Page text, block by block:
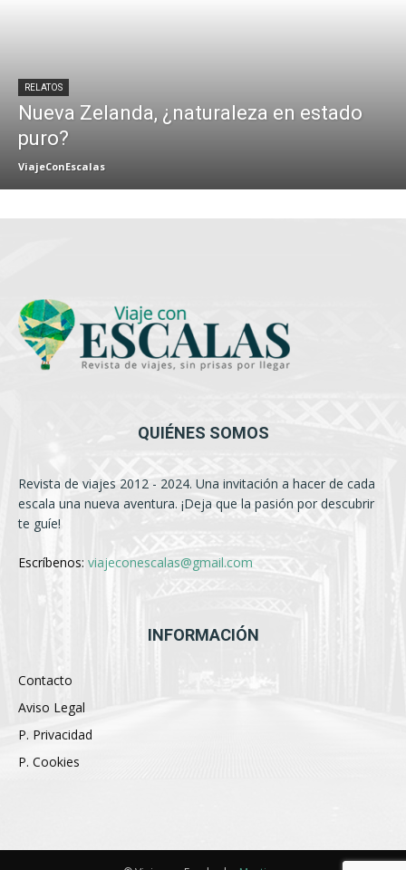
RELATOS
Nueva Zelanda, ¿naturaleza en estado
puro?
ViajeConEscalas
QUIÉNES SOMOS
Revista de viajes 2012 - 2024. Una invitación a hacer de cada
escala una nueva aventura. ¡Deja que la pasión por descubrir
te guíe!
Escríbenos: viajeconescalas@gmail.com
INFORMACIÓN
Contacto
Aviso Legal
P. Privacidad
P. Cookies